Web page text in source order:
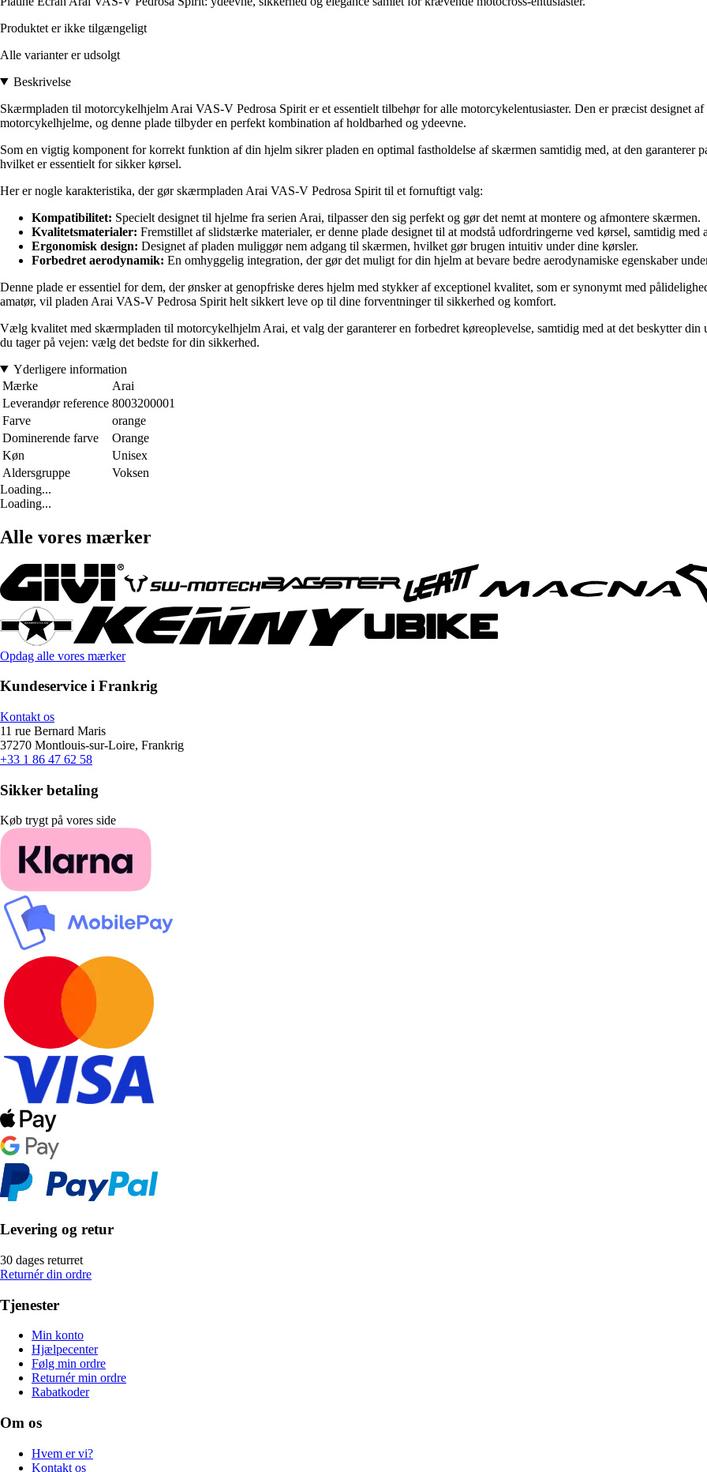
Produktet er ikke tilgængeligt
Alle varianter er udsolgt
Beskrivelse
Skærmpladen til motorcykelhjelm Arai VAS-V Pedrosa Spirit er et essentielt tilbehør for alle motorcykelentusiaster. Den er præcist designet
motorcykelhjelme, og denne plade tilbyder en perfekt kombination af holdbarhed og ydeevne.
Som en vigtig komponent for korrekt funktion af din hjelm sikrer pladen en optimal fastholdelse af skærmen samtidig med, at den garanterer
hvilket er essentielt for sikker kørsel.
Her er nogle karakteristika, der gør skærmpladen Arai VAS-V Pedrosa Spirit til et fornuftigt valg:
Kompatibilitet: Specielt designet til hjelme fra serien Arai, tilpasser den sig perfekt og gør det nemt at montere og afmontere skærmen.
Kvalitetsmaterialer: Fremstillet af slidstærke materialer, er denne plade designet til at modstå udfordringerne ved kørsel, samtidig
Ergonomisk design: Designet af pladen muliggør nem adgang til skærmen, hvilket gør brugen intuitiv under dine kørsler.
Forbedret aerodynamik: En omhyggelig integration, der gør det muligt for din hjelm at bevare bedre aerodynamiske egenskaber
Denne plade er essentiel for dem, der ønsker at genopfriske deres hjelm med stykker af exceptionel kvalitet, som er synonymt med
amatør, vil pladen Arai VAS-V Pedrosa Spirit helt sikkert leve op til dine forventninger til sikkerhed og komfort.
Vælg kvalitet med skærmpladen til motorcykelhjelm Arai, et valg der garanterer en forbedret køreoplevelse, samtidig med at det beskytter
du tager på vejen: vælg det bedste for din sikkerhed.
Yderligere information
Mærke
Arai
Leverandør reference 8003200001
Farve
orange
Dominerende farve
Orange
Køn
Unisex
Aldersgruppe
Voksen
Loading...
Loading...
Alle vores mærker
Opdag alle vores mærker
Kundeservice i Frankrig
Kontakt os
11 rue Bernard Maris
37270 Montlouis-sur-Loire, Frankrig
+33 1 86 47 62 58
Sikker betaling
Køb trygt på vores side
Levering og retur
30 dages returret
Returnér din ordre
Tjenester
Min konto
Hjælpecenter
Følg min ordre
Returnér min ordre
Rabatkoder
Om os
Hvem er vi?
Kontakt os